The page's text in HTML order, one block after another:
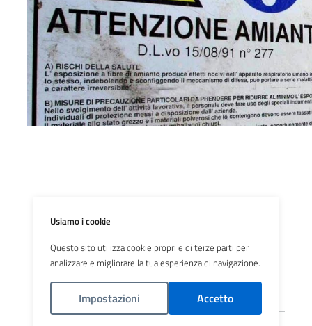
Registro ex esposti amianto previsto
con presenza di amianto
Usiamo i cookie
Questo sito utilizza cookie propri e di terze parti per
analizzare e migliorare la tua esperienza di navigazione.
Impostazioni Accetto